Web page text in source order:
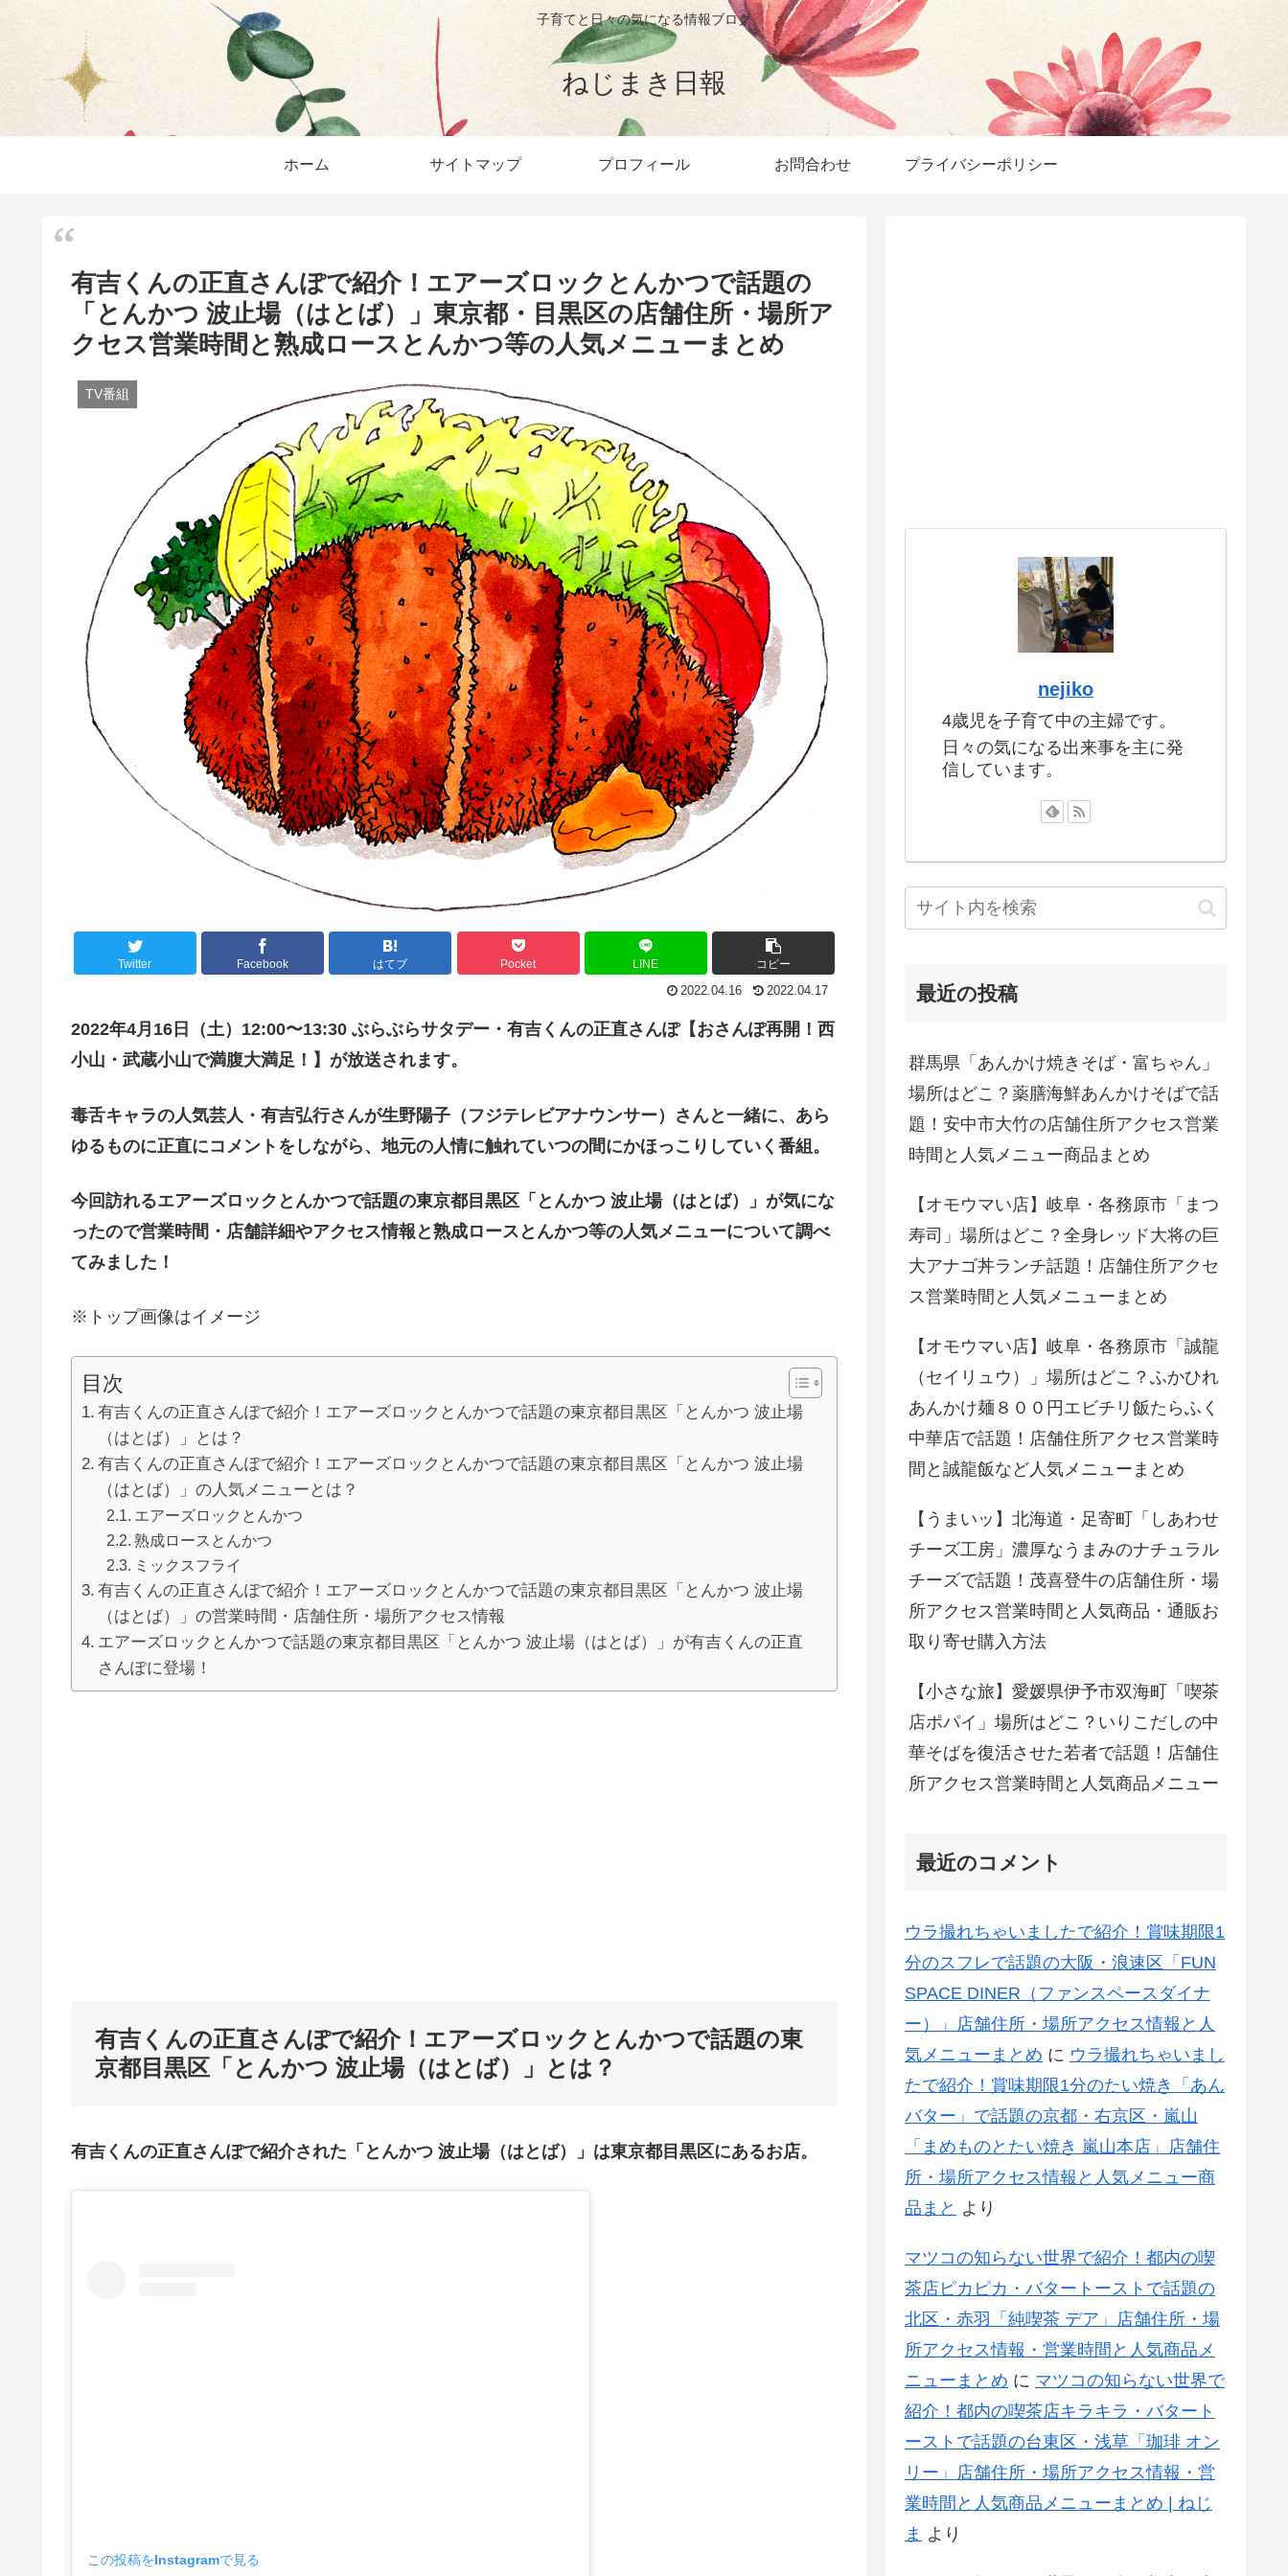
子育てと日々の気になる情報ブログ
ねじまき日報
ホーム サイトマップ プロフィール お問合わせ プライバシーポリシー
有吉くんの正直さんぽで紹介！エアーズロックとんかつで話題の
「とんかつ 波止場（はとば）」東京都・目黒区の店舗住所・場所ア
クセス営業時間と熟成ロースとんかつ等の人気メニューまとめ
TV番組
Twitter Facebook はてブ Pocket LINE コピー
2022.04.16 2022.04.17
2022年4月 16 日（土） 12:00〜13:30 ぶらぶらサタデー・有吉くんの正直さんぽ【おさんぽ再開！西
小山・武蔵小山で満腹大満足！】が放送されます。
毒舌キャラの人気芸人・有吉弘行さんが生野陽子（フジテレビアナウンサー）さんと一緒に、あら
ゆるものに正直にコメントをしながら、地元の人情に触れていつの間にかほっこりしていく番組。
今回訪れるエアーズロックとんかつで話題の東京都目黒区「とんかつ 波止場（はとば）」が気にな
ったので営業時間・店舗詳細やアクセス情報と熟成ロースとんかつ等の人気メニューについて調べ
てみました！
※トップ画像はイメージ
目次
有吉くんの正直さんぽで紹介！エアーズロックとんかつで話題の東京都目黒区「とんかつ 波止場
（はとば）」とは？
有吉くんの正直さんぽで紹介！エアーズロックとんかつで話題の東京都目黒区「とんかつ 波止場
（はとば）」の人気メニューとは？
エアーズロックとんかつ
熟成ロースとんかつ
ミックスフライ
有吉くんの正直さんぽで紹介！エアーズロックとんかつで話題の東京都目黒区「とんかつ 波止場
（はとば）」の営業時間・店舗住所・場所アクセス情報
エアーズロックとんかつで話題の東京都目黒区「とんかつ 波止場（はとば）」が有吉くんの正直
さんぽに登場！
有吉くんの正直さんぽで紹介！ エアーズロックとんかつで話題の東
京都目黒区「とんかつ 波止場（はとば）」
とは？
有吉くんの正直さんぽで紹介された「とんかつ 波止場（はとば）」 は東京都目黒区にあるお店。
この投稿をInstagramで見る
nejiko
4歳児を子育て中の主婦です。
日々の気になる出来事を主に発
信しています。
最近の投稿
群馬県「あんかけ焼きそば・富ちゃん」
場所はどこ？薬膳海鮮あんかけそばで話
題！安中市大竹の店舗住所アクセス営業
時間と人気メニュー商品まとめ
【オモウマい店】岐阜・各務原市「まつ
寿司」場所はどこ？全身レッド大将の巨
大アナゴ丼ランチ話題！店舗住所アクセ
ス営業時間と人気メニューまとめ
【オモウマい店】岐阜・各務原市「誠龍
（セイリュウ）」場所はどこ？ふかひれ
あんかけ麺８００円エビチリ飯たらふく
中華店で話題！店舗住所アクセス営業時
間と誠龍飯など人気メニューまとめ
【うまいッ】北海道・足寄町「しあわせ
チーズ工房」濃厚なうまみのナチュラル
チーズで話題！茂喜登牛の店舗住所・場
所アクセス営業時間と人気商品・通販お
取り寄せ購入方法
【小さな旅】愛媛県伊予市双海町「喫茶
店ポパイ」場所はどこ？いりこだしの中
華そばを復活させた若者で話題！店舗住
所アクセス営業時間と人気商品メニュー
最近のコメント
ウラ撮れちゃいましたで紹介！賞味期限1
分のスフレで話題の大阪・浪速区「FUN
SPACE DINER（ファンスペースダイナ
ー）」店舗住所・場所アクセス情報と人
気メニューまとめ に ウラ撮れちゃいまし
たで紹介！賞味期限1分のたい焼き「あん
バター」で話題の京都・右京区・嵐山
「まめものとたい焼き 嵐山本店」店舗住
所・場所アクセス情報と人気メニュー商
品まと より
マツコの知らない世界で紹介！都内の喫
茶店ピカピカ・バタートーストで話題の
北区・赤羽「純喫茶 デア」店舗住所・場
所アクセス情報・営業時間と人気商品メ
ニューまとめ に マツコの知らない世界で
紹介！都内の喫茶店キラキラ・バタート
ーストで話題の台東区・浅草「珈琲 オン
リー」店舗住所・場所アクセス情報・営
業時間と人気商品メニューまとめ | ねじ
ま より